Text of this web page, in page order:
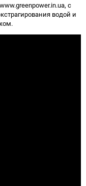
с
водой и